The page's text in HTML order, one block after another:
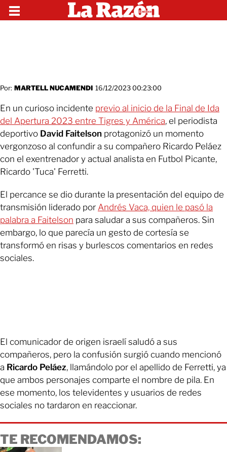
Por: MARTELL NUCAMENDI 16/12/2023 00:23:00
En un curioso incidente previo al inicio de la Final de Ida
del Apertura 2023 entre Tigres y América, el periodista
deportivo David Faitelson protagonizó un momento
vergonzoso al confundir a su compañero Ricardo Peláez
con el exentrenador y actual analista en Futbol Picante,
Ricardo 'Tuca' Ferretti.
El percance se dio durante la presentación del equipo de
transmisión liderado por Andrés Vaca, quien le pasó la
palabra a Faitelson para saludar a sus compañeros. Sin
embargo, lo que parecía un gesto de cortesía se
transformó en risas y burlescos comentarios en redes
sociales.
El comunicador de origen israelí saludó a sus
compañeros, pero la confusión surgió cuando mencionó
a Ricardo Peláez, llamándolo por el apellido de Ferretti, ya
que ambos personajes comparte el nombre de pila. En
ese momento, los televidentes y usuarios de redes
sociales no tardaron en reaccionar.
TE RECOMENDAMOS: